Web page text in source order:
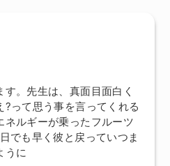
。先生は、真面目面白く
って思う事を言ってくれる
ネルギーが乗ったフルーツ
でも早く彼と戻っていつま
うに